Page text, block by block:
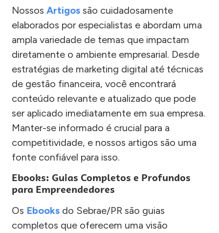
Nossos Artigos são cuidadosamente
elaborados por especialistas e abordam uma
ampla variedade de temas que impactam
diretamente o ambiente empresarial. Desde
estratégias de marketing digital até técnicas
de gestão financeira, você encontrará
conteúdo relevante e atualizado que pode
ser aplicado imediatamente em sua empresa.
Manter-se informado é crucial para a
competitividade, e nossos artigos são uma
fonte confiável para isso.
Ebooks: Guias Completos e Profundos
para Empreendedores
Os Ebooks do Sebrae/PR são guias
completos que oferecem uma visão